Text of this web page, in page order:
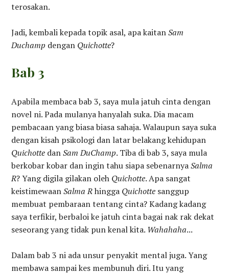
terosakan.
Jadi, kembali kepada topik asal, apa kaitanSam
Duchamp dengan Quichotte?
Bab 3
Apabila membaca bab 3, saya mula jatuh cinta dengan
novel ni. Pada mulanya hanyalah suka. Dia macam
pembacaan yang biasa biasa sahaja. Walaupun saya suka
dengan kisah psikologi dan latar belakang kehidupan
Quichotte danSam DuChamp. Tiba di bab 3, saya mula
berkobar kobar dan ingin tahu siapa sebenarnyaSalma
R? Yang digila gilakan oleh Quichotte. Apa sangat
keistimewaanSalma Rhingga Quichotte sanggup
membuat pembaraan tentang cinta? Kadang kadang
saya terfikir, berbaloi ke jatuh cinta bagai nak rak dekat
seseorang yang tidak pun kenal kita. Wahahaha...
Dalam bab 3 ni ada unsur penyakit mental juga. Yang
membawa sampai kes membunuh diri. Itu yang